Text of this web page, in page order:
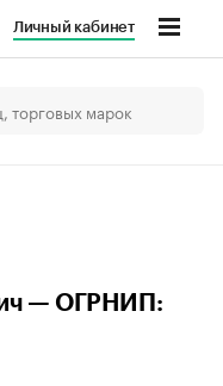
Личный кабинет
— ОГРНИП: